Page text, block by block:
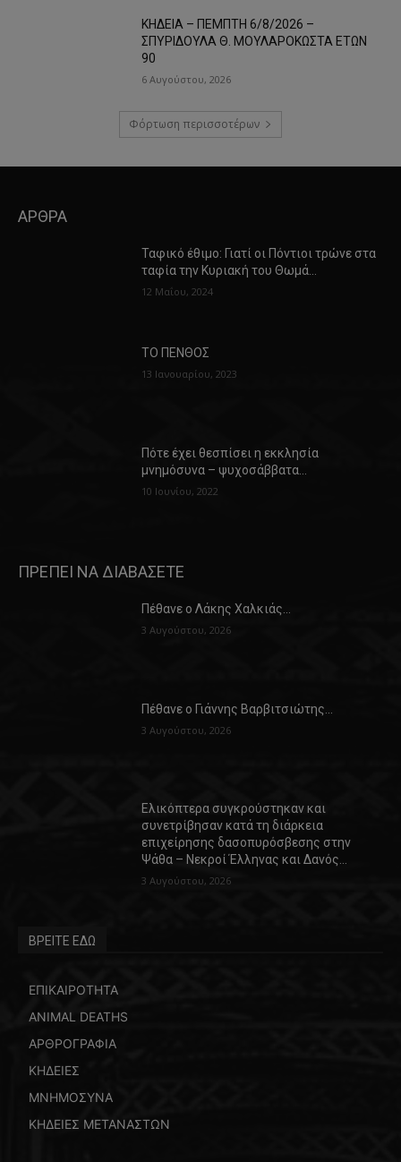
ΚΗΔΕΙΑ – ΠΕΜΠΤΗ 6/8/2026 –
ΣΠΥΡΙΔΟΥΛΑ Θ. ΜΟΥΛΑΡΟΚΩΣΤΑ ΕΤΩΝ
90
6 Αυγούστου, 2026
Φόρτωση περισσοτέρων
ΑΡΘΡΑ
Ταφικό έθιμο: Γιατί οι Πόντιοι τρώνε στα
ταφία την Κυριακή του Θωμά…
12 Μαΐου, 2024
ΤΟ ΠΕΝΘΟΣ
13 Ιανουαρίου, 2023
Πότε έχει θεσπίσει η εκκλησία
μνημόσυνα – ψυχοσάββατα…
10 Ιουνίου, 2022
ΠΡΕΠΕΙ ΝΑ ΔΙΑΒΑΣΕΤΕ
Πέθανε ο Λάκης Χαλκιάς…
3 Αυγούστου, 2026
Πέθανε ο Γιάννης Βαρβιτσιώτης…
3 Αυγούστου, 2026
Ελικόπτερα συγκρούστηκαν και
συνετρίβησαν κατά τη διάρκεια
επιχείρησης δασοπυρόσβεσης στην
Ψάθα – Νεκροί Έλληνας και Δανός…
3 Αυγούστου, 2026
ΒΡΕΙΤΕ ΕΔΩ
ΕΠΙΚΑΙΡΟΤΗΤΑ
ANIMAL DEATHS
ΑΡΘΡΟΓΡΑΦΙΑ
ΚΗΔΕΙΕΣ
ΜΝΗΜΟΣΥΝΑ
ΚΗΔΕΙΕΣ ΜΕΤΑΝΑΣΤΩΝ